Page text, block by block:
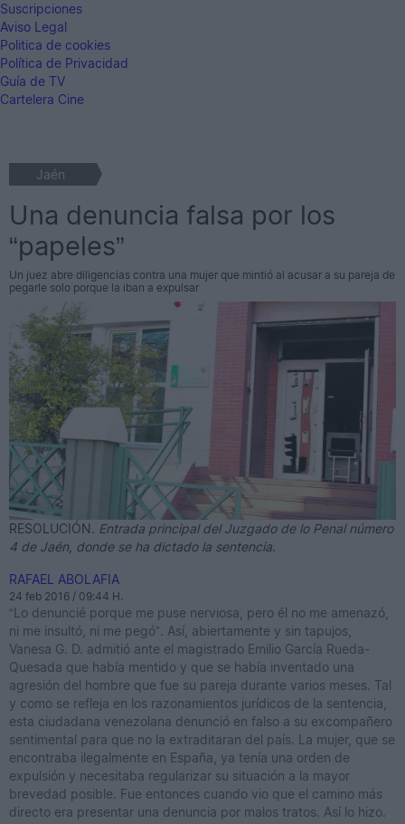
Suscripciones
Aviso Legal
Politica de cookies
Política de Privacidad
Guía de TV
Cartelera Cine
Jaén
Una denuncia falsa por los
“papeles”
Un juez abre diligencias contra una mujer que mintió al acusar a su pareja de
pegarle solo porque la iban a expulsar
RESOLUCIÓN. Entrada principal del Juzgado de lo Penal número
4 de Jaén, donde se ha dictado la sentencia.
RAFAEL ABOLAFIA
24 feb 2016 / 09:44 H.
“Lo denuncié porque me puse nerviosa, pero él no me amenazó,
ni me insultó, ni me pegó”. Así, abiertamente y sin tapujos,
Vanesa G. D. admitió ante el magistrado Emilio García Rueda-
Quesada que había mentido y que se había inventado una
agresión del hombre que fue su pareja durante varios meses. Tal
y como se refleja en los razonamientos jurídicos de la sentencia,
esta ciudadana venezolana denunció en falso a su excompañero
sentimental para que no la extraditaran del país. La mujer, que se
encontraba ilegalmente en España, ya tenía una orden de
expulsión y necesitaba regularizar su situación a la mayor
brevedad posible. Fue entonces cuando vio que el camino más
directo era presentar una denuncia por malos tratos. Así lo hizo.